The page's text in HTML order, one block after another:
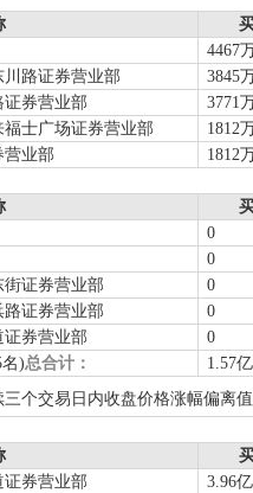
4467
路证券营业部
3845
券营业部
3771
士广场证券营业部
1812
营业部
1812
0
0
证券营业部
0
证券营业部
0
券营业部
0
)总合计： 1.57亿
个交易日内收盘价格涨幅偏离
券营业部
3.96亿